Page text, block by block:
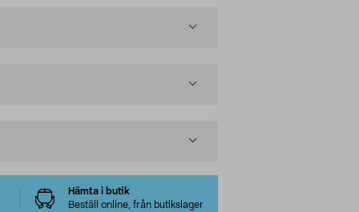
Hämta i butik
Beställ online, från butikslager